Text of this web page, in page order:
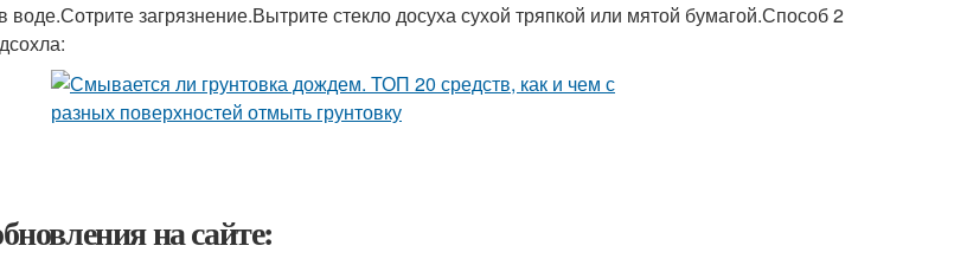
воде.Сотрите загрязнение.Вытрите стекло досуха сухой тряпкой или мятой бумагой.Способ 2
на сайте: